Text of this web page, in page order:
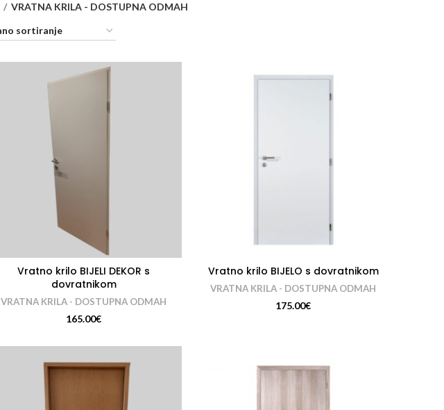
VRATNA KRILA - DOSTUPNA ODMAH
Vratno krilo BIJELI DEKOR s
dovratnikom
VRATNA KRILA - DOSTUPNA ODMAH
165.00€
Vratno krilo BIJELO s dovratnikom
VRATNA KRILA - DOSTUPNA ODMAH
175.00€